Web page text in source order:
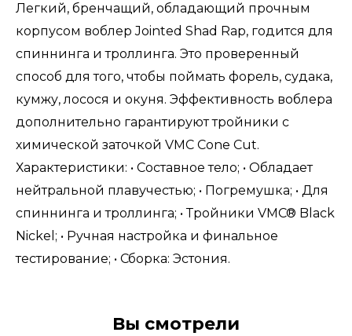
Легкий, бренчащий, обладающий прочным
корпусом воблер Jointed Shad Rap, годится для
спиннинга и троллинга. Это проверенный
способ для того, чтобы поймать форель, судака,
кумжу, лосося и окуня. Эффективность воблера
дополнительно гарантируют тройники с
химической заточкой VМС Соnе Сut.
Характеристики: • Составное тело; • Обладает
нейтральной плавучестью; • Погремушка; • Для
спиннинга и троллинга; • Тройники VMC® Black
Nickel; • Ручная настройка и финальное
тестирование; • Сборка: Эстония.
Вы смотрели